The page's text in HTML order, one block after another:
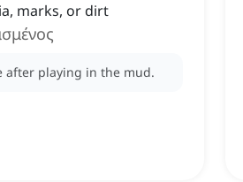
marks, or dirt
after playing in the mud.